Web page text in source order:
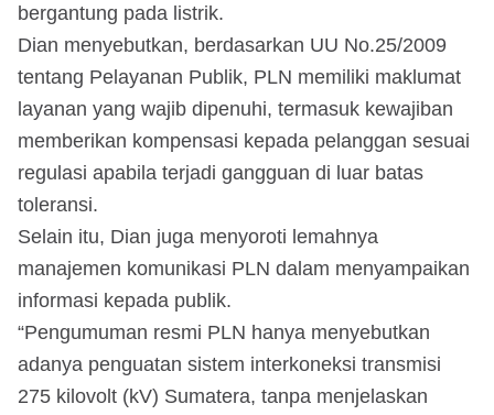
bergantung pada listrik.
Dian menyebutkan, berdasarkan UU No.25/2009
tentang Pelayanan Publik, PLN memiliki maklumat
layanan yang wajib dipenuhi, termasuk kewajiban
memberikan kompensasi kepada pelanggan sesuai
regulasi apabila terjadi gangguan di luar batas
toleransi.
Selain itu, Dian juga menyoroti lemahnya
manajemen komunikasi PLN dalam menyampaikan
informasi kepada publik.
“Pengumuman resmi PLN hanya menyebutkan
adanya penguatan sistem interkoneksi transmisi
275 kilovolt (kV) Sumatera, tanpa menjelaskan